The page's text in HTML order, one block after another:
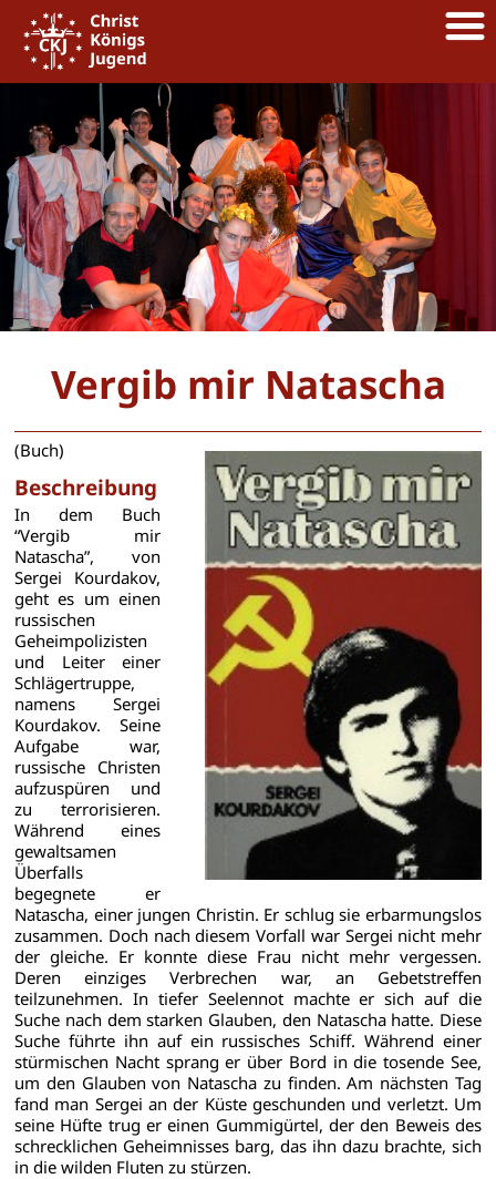
Vergib mir Natascha
(Buch)
Beschreibung
In dem Buch
“Vergib mir
Natascha”, von
Sergei Kourdakov,
geht es um einen
russischen
Geheimpolizisten
und Leiter einer
Schlägertruppe,
namens Sergei
Kourdakov. Seine
Aufgabe war,
russische Christen
aufzuspüren und
zu terrorisieren.
Während eines
gewaltsamen
Überfalls
begegnete er
Natascha, einer jungen Christin. Er schlug sie erbarmungslos
zusammen. Doch nach diesem Vorfall war Sergei nicht mehr
der gleiche. Er konnte diese Frau nicht mehr vergessen.
Deren einziges Verbrechen war, an Gebetstreffen
teilzunehmen. In tiefer Seelennot machte er sich auf die
Suche nach dem starken Glauben, den Natascha hatte. Diese
Suche führte ihn auf ein russisches Schiff. Während einer
stürmischen Nacht sprang er über Bord in die tosende See,
um den Glauben von Natascha zu finden. Am nächsten Tag
fand man Sergei an der Küste geschunden und verletzt. Um
seine Hüfte trug er einen Gummigürtel, der den Beweis des
schrecklichen Geheimnisses barg, das ihn dazu brachte, sich
in die wilden Fluten zu stürzen.